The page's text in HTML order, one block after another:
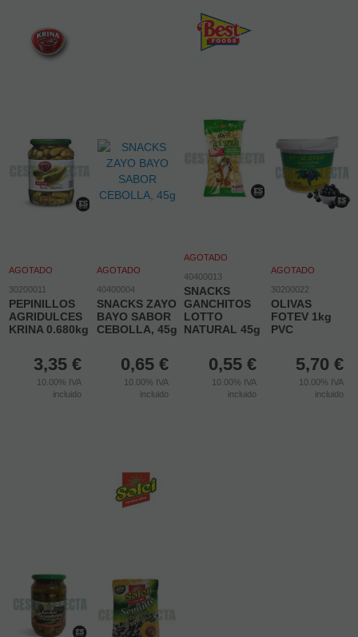
AGOTADO
30200011
PEPINILLOS
AGRIDULCES
KRINA 0.680kg
3,35 €
10.00% IVA
incluido
AGOTADO
40400004
SNACKS ZAYO
BAYO SABOR
CEBOLLA, 45g
0,65 €
10.00% IVA
incluido
AGOTADO
40400013
SNACKS
GANCHITOS
LOTTO
NATURAL 45g
0,55 €
10.00% IVA
incluido
AGOTADO
30200022
OLIVAS
FOTEV 1kg
PVC
5,70 €
10.00% IVA
incluido